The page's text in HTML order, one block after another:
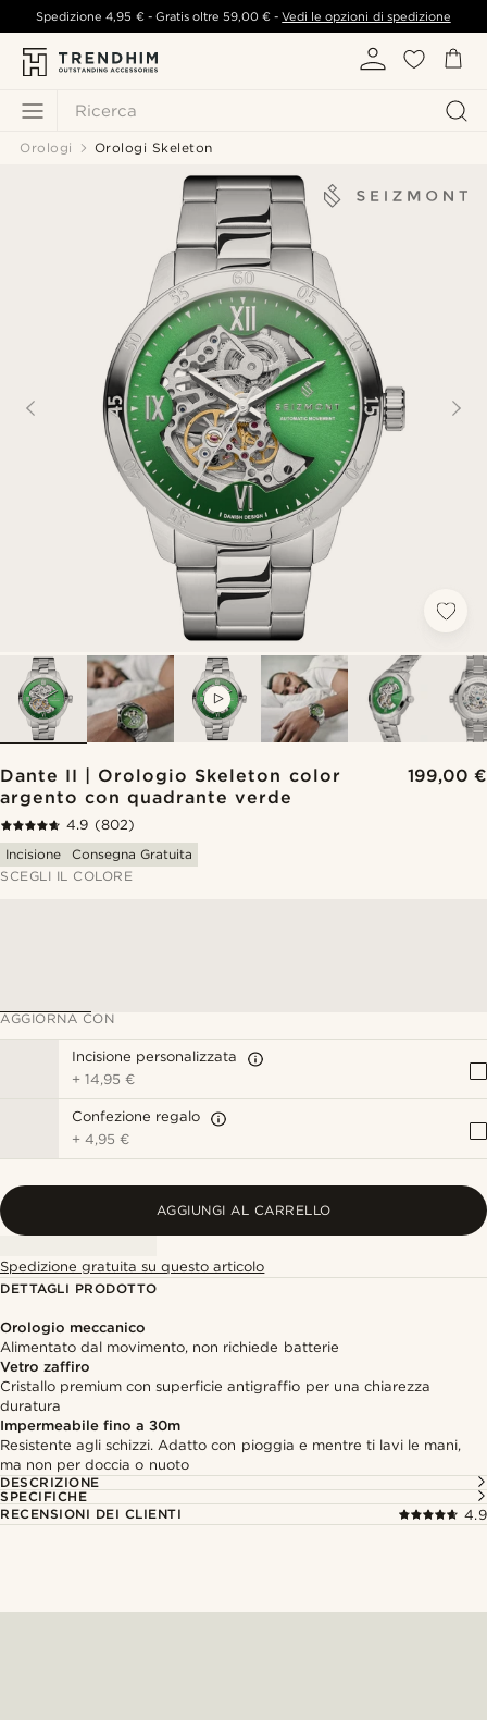
Ricerca
Spedizione4,95 €- Gratis oltre 59,00 € -Vedi le opzioni di spedizione
Orologi Orologi Skeleton
Dante II | Orologio Skeleton color
argento con quadrante verde
199,00 €
4.9 (802)
Incisione
Consegna Gratuita
SCEGLI IL COLORE
AGGIORNA CON
Incisione personalizzata
+14,95 €
Confezione regalo
+4,95 €
AGGIUNGI AL CARRELLO
Spedizione gratuita su questo articolo
DETTAGLI PRODOTTO
Orologio meccanico
Alimentato dal movimento, non richiede batterie
Vetro zaffiro
Cristallo premium con superficie antigraffio per una chiarezza
duratura
Impermeabile fino a 30m
Resistente agli schizzi. Adatto con pioggia e mentre ti lavi le mani,
ma non per doccia o nuoto
DESCRIZIONE
SPECIFICHE
RECENSIONI DEI CLIENTI
4.9